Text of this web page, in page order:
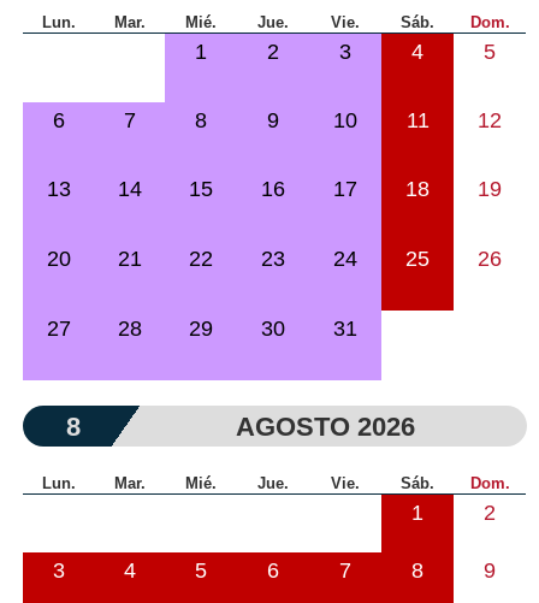
Lun. Mar. Mié. Jue. Vie. Sáb. Dom.
1 2 3 4 5
6 7 8 9 10 11 12
13 14 15 16 17 18 19
20 21 22 23 24 25 26
27 28 29 30 31
8 AGOSTO 2026
Lun. Mar. Mié. Jue. Vie. Sáb. Dom.
1 2
3 4 5 6 7 8 9